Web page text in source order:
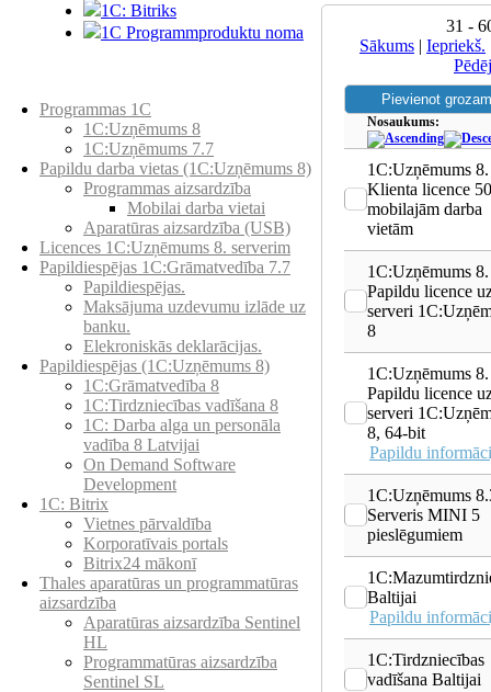
1C: Bitriks
1C Programmproduktu noma
Programmas 1C
1C:Uzņēmums 8
1C:Uzņēmums 7.7
Papildu darba vietas (1C:Uzņēmums 8)
Programmas aizsardzība
Mobilai darba vietai
Aparatūras aizsardzība (USB)
Licences 1C:Uzņēmums 8. serverim
Papildiespējas 1C:Grāmatvedība 7.7
Papildiespējas.
Maksājuma uzdevumu izlāde uz
banku.
Elekroniskās deklarācijas.
Papildiespējas (1C:Uzņēmums 8)
1C:Grāmatvedība 8
1C:Tirdzniecības vadīšana 8
1С: Darba alga un personāla
vadība 8 Latvijai
On Demand Software
Development
1C: Bitrix
Vietnes pārvaldība
Korporatīvais portals
Bitrix24 mākonī
Thales aparatūras un programmatūras
aizsardzība
Aparatūras aizsardzība Sentinel
HL
Programmatūras aizsardzība
Sentinel SL
31 -
Sākums | Iepriekš.
Nosaukums:
1C:Uzņēmums 8.
Klienta licence 50
mobilajām darba
vietām
1C:Uzņēmums 8.
Papildu licence
serveri
8
1C:Uzņēmums 8.
Papildu licence
serveri
8, 64-bit
Papildu
1C:Uzņēmums
Serveris MINI 5
pieslēgumiem
Baltijai
Papildu
1C:Tirdzniecības
vadīšana Baltijai